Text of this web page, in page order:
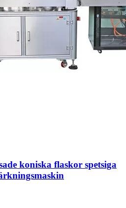
koniska flaskor spetsiga